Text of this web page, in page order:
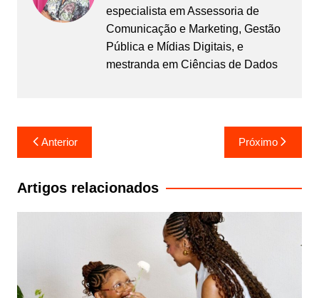
especialista em Assessoria de
Comunicação e Marketing, Gestão
Pública e Mídias Digitais, e
mestranda em Ciências de Dados
Navegação
de
Post
Anterior Próximo
Artigos relacionados